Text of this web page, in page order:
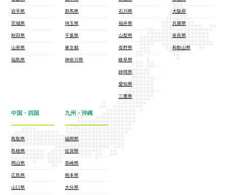
岩手県
宮城県
秋田県
山形県
福島県
群馬県
埼玉県
千葉県
東京都
神奈川県
石川県
福井県
山梨県
長野県
岐阜県
静岡県
愛知県
三重県
大阪府
兵庫県
奈良県
和歌山県
中国・四国
鳥取県
島根県
岡山県
広島県
山口県
九州・沖縄
福岡県
佐賀県
長崎県
熊本県
大分県